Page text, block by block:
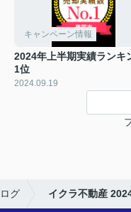
キャンペーン情報
2024年上半期実績ランキ
1位
2024.09.19
グ イクラ不動産